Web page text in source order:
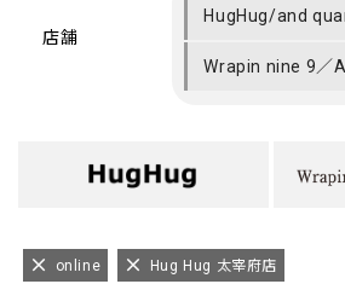
店舗
HugHug/and
Wrapin nine 9／
online Hug Hug 太宰府店